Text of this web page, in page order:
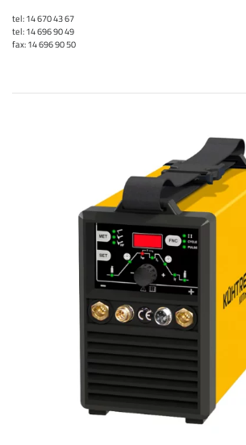
tel: 14 670 43 67
tel: 14 696 90 49
fax: 14 696 90 50